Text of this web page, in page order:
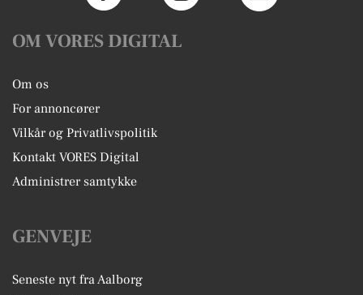
OM VORES DIGITAL
Om os
For annoncører
Vilkår og Privatlivspolitik
Kontakt VORES Digital
Administrer samtykke
GENVEJE
Seneste nyt fra Aalborg